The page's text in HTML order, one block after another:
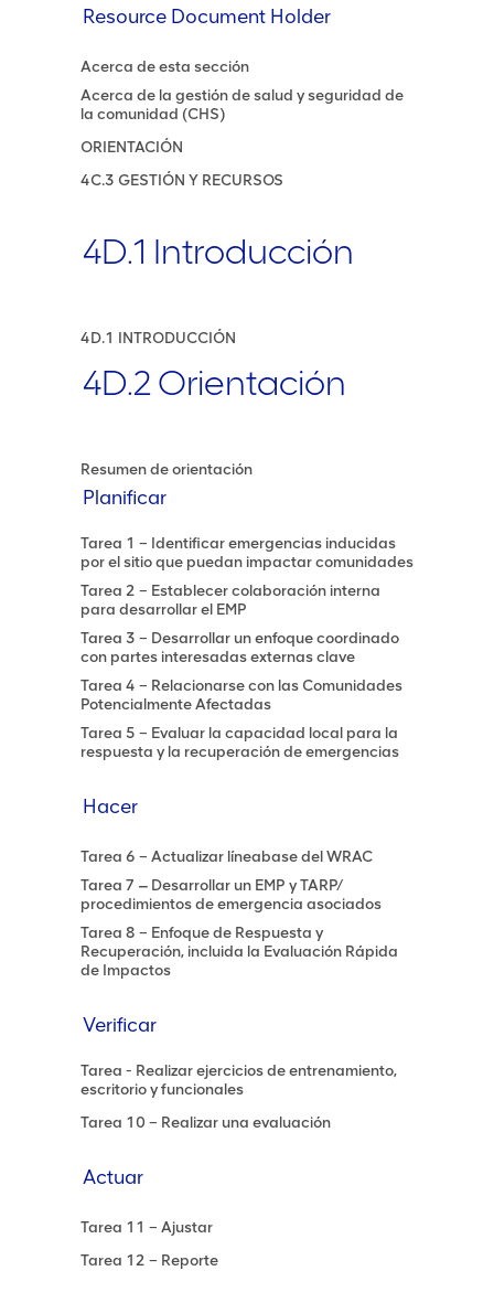
Resource Document Holder
Acerca de esta sección
Acerca de la gestión de salud y seguridad de
la comunidad (CHS)
ORIENTACIÓN
4C.3 GESTIÓN Y RECURSOS
4D.1 Introducción
4D.1 INTRODUCCIÓN
4D.2 Orientación
Resumen de orientación
Planificar
Tarea 1 – Identificar emergencias inducidas
por el sitio que puedan impactar comunidades
Tarea 2 – Establecer colaboración interna
para desarrollar el EMP
Tarea 3 – Desarrollar un enfoque coordinado
con partes interesadas externas clave
Tarea 4 – Relacionarse con las Comunidades
Potencialmente Afectadas
Tarea 5 – Evaluar la capacidad local para la
respuesta y la recuperación de emergencias
Hacer
Tarea 6 – Actualizar líneabase del WRAC
Tarea 7 ‒ Desarrollar un EMP y TARP/
procedimientos de emergencia asociados
Tarea 8 – Enfoque de Respuesta y
Recuperación, incluida la Evaluación Rápida
de Impactos
Verificar
Tarea - Realizar ejercicios de entrenamiento,
escritorio y funcionales
Tarea 10 – Realizar una evaluación
Actuar
Tarea 11 – Ajustar
Tarea 12 – Reporte